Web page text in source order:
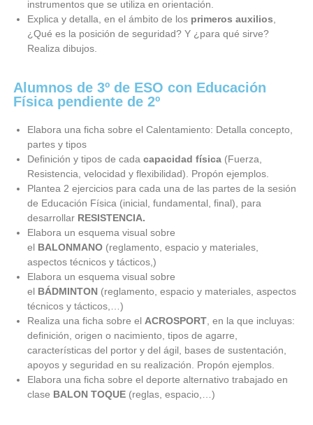
instrumentos que se utiliza en orientación.
Explica y detalla, en el ámbito de los primeros auxilios
¿Qué es la posición de seguridad? Y ¿para qué sirve?
Realiza dibujos.
Alumnos de 3º de ESO con Educación
Física pendiente de 2º
Elabora una ficha sobre el Calentamiento: Detalla concepto,
partes y tipos
Definición y tipos de cada capacidad física(Fuerza,
Resistencia, velocidad y flexibilidad). Propón ejemplos.
Plantea 2 ejercicios para cada una de las partes de la sesión
de Educación Física (inicial, fundamental, final), para
desarrollar RESISTENCIA.
Elabora un esquema visual sobre
el BALONMANO(reglamento, espacio y materiales,
aspectos técnicos y tácticos,)
Elabora un esquema visual sobre
el BÁDMINTON (reglamento, espacio y materiales, aspectos
técnicos y tácticos,…)
Realiza una ficha sobre el ACROSPORT, en la que incluyas:
definición, origen o nacimiento, tipos de agarre,
características del portor y del ágil, bases de sustentación,
apoyos y seguridad en su realización. Propón ejemplos.
Elabora una ficha sobre el deporte alternativo trabajado en
clase BALON TOQUE(reglas, espacio,…)